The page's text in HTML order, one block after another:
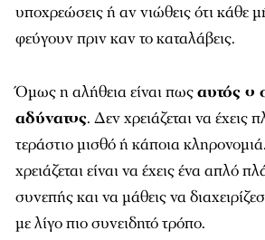
υποχρεώσεις ή αν νιώθεις ότι κάθε
φεύγουν πριν καν το καταλάβεις.
Όμως η αλήθεια είναι πωςαυτός ο
αδύνατος. Δεν χρειάζεται να έχεις
τεράστιο μισθό ή κάποια
χρειάζεται είναι να έχεις ένα απλό
συνεπής και να μάθεις να
με λίγο πιο συνειδητό τρόπο.